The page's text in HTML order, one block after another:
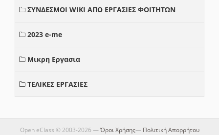
ΣΥΝΔΕΣΜΟΙ WIKI ΑΠΟ ΕΡΓΑΣΙΕΣ ΦΟΙΤΗΤΩΝ
2023 e-me
Μικρη Εργασια
ΤΕΛΙΚΕΣ ΕΡΓΑΣΙΕΣ
Open eClass © 2003-2026 —Όροι Χρήσης— Πολιτική Απορρήτου